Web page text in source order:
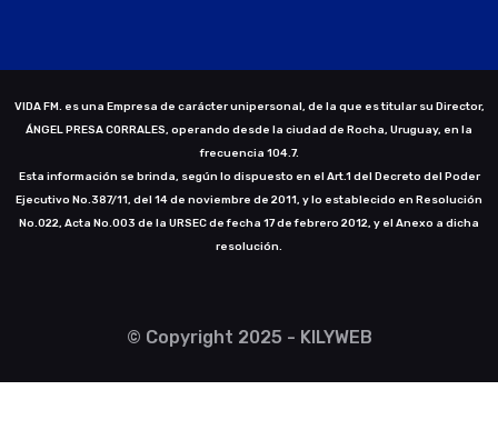
VIDA FM. es una Empresa de carácter unipersonal, de la que es titular su Director,
ÁNGEL PRESA CORRALES, operando desde la ciudad de Rocha, Uruguay, en la
frecuencia 104.7.
Esta información se brinda, según lo dispuesto en el Art.1 del Decreto del Poder
Ejecutivo No.387/11, del 14 de noviembre de 2011, y lo establecido en Resolución
No.022, Acta No.003 de la URSEC de fecha 17 de febrero 2012, y el Anexo a dicha
resolución.
© Copyright 2025 - KILYWEB